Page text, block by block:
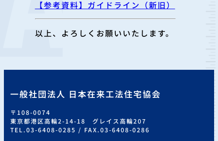
【参考資料】ガイドライン（新旧）
以上、よろしくお願いいたします。
一般社団法人 日本在来工法住宅協会
〒108-0074
東京都港区高輪2-14-18 グレイス高輪207
TEL.03-6408-0285 / FAX.03-6408-0286